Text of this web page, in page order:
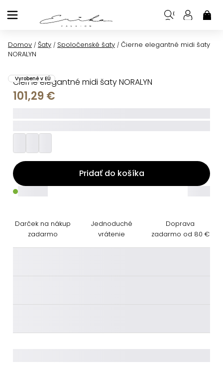
na
Domov / Šaty / Spoločenské šaty / Čierne elegantné midi šaty
NORALYN
Čierne elegantné midi šaty NORALYN
Vyrobené v EÚ
101,29 €
Pridať do košíka
Darček na nákup
zadarmo
Jednoduché
vrátenie
Doprava
zadarmo od 80 €